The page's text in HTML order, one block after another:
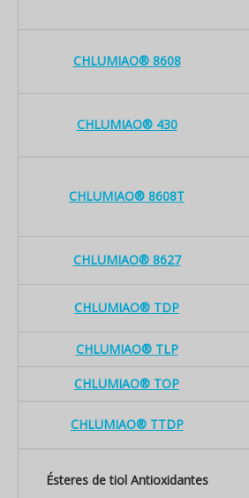
CHLUMIAO® 8608
CHLUMIAO® 430
CHLUMIAO® 8608T
CHLUMIAO® 8627
CHLUMIAO® TDP
CHLUMIAO® TLP
CHLUMIAO® TOP
CHLUMIAO® TTDP
Ésteres de tiol Antioxidantes